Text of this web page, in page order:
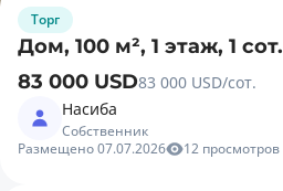
Торг
Дом, 100 м², 1 этаж, 1 сот.
83 000 USD83 000 USD/сот.
Насиба
Собственник
Размещено 07.07.2026
12 просмотров